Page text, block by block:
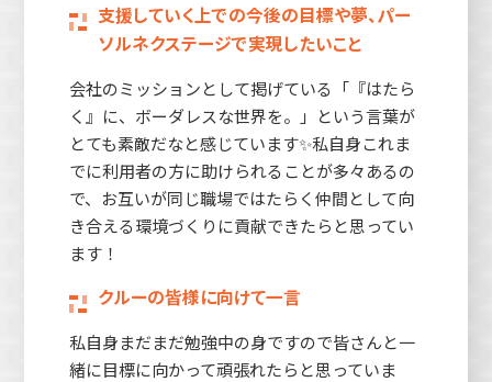
支援していく上での今後の目標や夢、パー
ソルネクステージで実現したいこと
会社のミッションとして掲げている「『はたら
く』に、ボーダレスな世界を。」という言葉が
とても素敵だなと感じています✨私自身これま
でに利用者の方に助けられることが多々あるの
で、お互いが同じ職場ではたらく仲間として向
き合える環境づくりに貢献できたらと思ってい
ます！
クルーの皆様に向けて一言
私自身まだまだ勉強中の身ですので皆さんと一
緒に目標に向かって頑張れたらと思っていま